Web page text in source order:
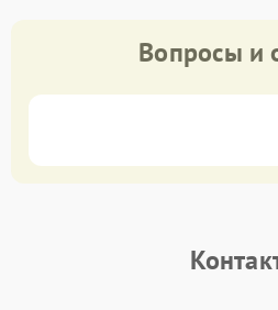
Вопросы и